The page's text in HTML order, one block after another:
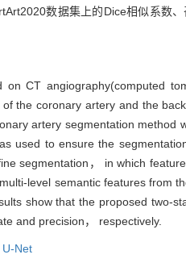
数据集上的Dice相似系数
CT angiography(computed
the coronary artery and the
artery segmentation method
used to ensure the
segmentation， in which
level semantic features from
show that the proposed two-
and precision， respectively.
Net